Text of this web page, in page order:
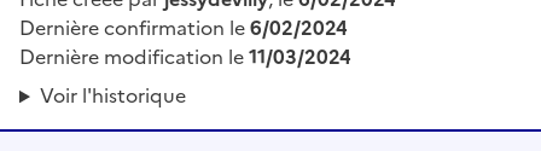
Dernière confirmation le6/02/2024
Dernière modification le11/03/2024
Voir l'historique